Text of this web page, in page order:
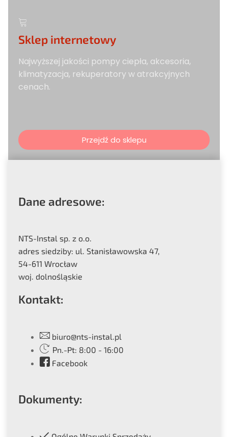
Sklep internetowy
Najwyższej jakości pompy ciepła, akcesoria,
klimatyzacja, rekuperatory w atrakcyjnych
cenach.
Przejdź do sklepu
Dane adresowe:
NTS-Instal sp. z o.o.
adres siedziby: ul. Stanisławowska 47,
54-611 Wrocław
woj. dolnośląskie
Kontakt:
biuro@nts-instal.pl
Pn.-Pt: 8:00 - 16:00
Facebook
Dokumenty: